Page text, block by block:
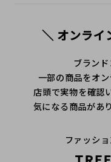
＼ オンライ
ブランド
一部の商品をオン
店頭で実物を確認
気になる商品があ
ファッシ